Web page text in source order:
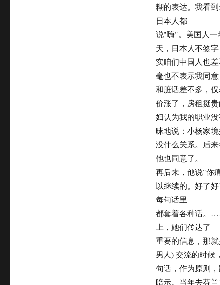
糊的表达。我看
日本人都
说"嗨"。美国人一
天，日本人不签
实咱们中国人也
毫也不表示我同
和脏话差不多，
价涨了，房租挺
妇认为我的职业
昧地说：小杨家
没什么关系。后
他也同意了。
再后来，他说"你
以继续的。好了
每句话里
都套着各种话。
上，她们传达了
重要的信息，那
男人) 交流的时候
句话，作为原则
暗示。当年去芬